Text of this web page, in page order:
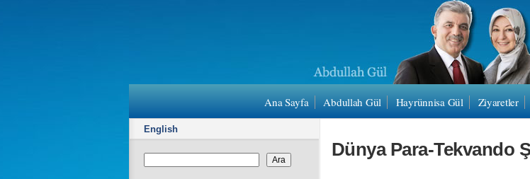
Ana Sayfa Abdullah Gül Hayrünnisa Gül Ziyaretler
English
Dünya Para-Tekvando